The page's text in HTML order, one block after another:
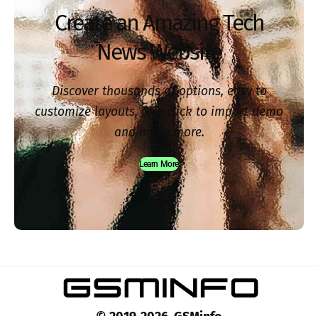
Create an Amazing Tech
News Website
Discover thousands of options, easy to
customize layouts, one-click to import demo
and much more.
Learn More